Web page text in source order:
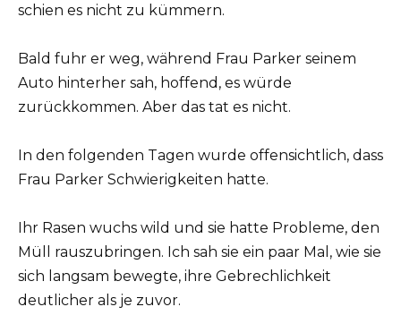
schien es nicht zu kümmern.
Bald fuhr er weg, während Frau Parker seinem
Auto hinterher sah, hoffend, es würde
zurückkommen. Aber das tat es nicht.
In den folgenden Tagen wurde offensichtlich, dass
Frau Parker Schwierigkeiten hatte.
Ihr Rasen wuchs wild und sie hatte Probleme, den
Müll rauszubringen. Ich sah sie ein paar Mal, wie sie
sich langsam bewegte, ihre Gebrechlichkeit
deutlicher als je zuvor.